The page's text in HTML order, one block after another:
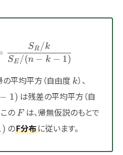
F =
SE /(n − k − 1)
SR /k
k
平均平方（自由度 k
k）、
− 1) は残差の平均平方（自
この F
Fは、帰無仮説のもとで
) のF分布に従います。